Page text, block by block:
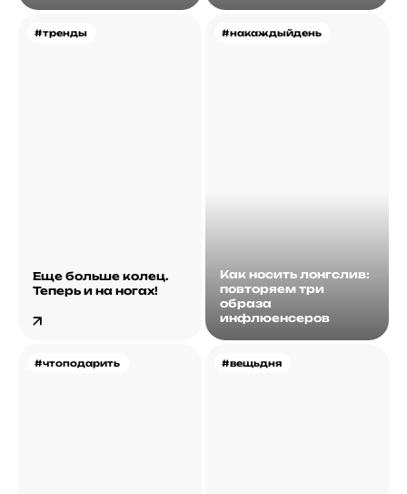
#тренды
Еще больше колец.
Теперь и на ногах!
#накаждыйдень
Как носить лонгслив:
повторяем три
образа
инфлюенсеров
#чтоподарить #вещьдня